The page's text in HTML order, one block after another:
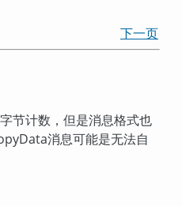
下一页
节计数，但是消息格式也
消息可能是无法自